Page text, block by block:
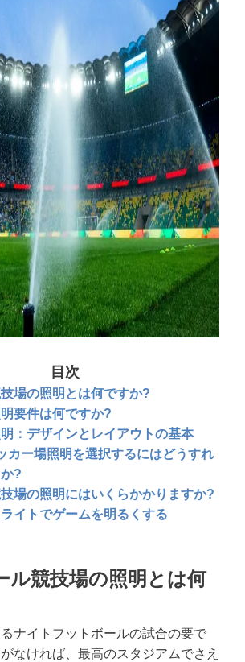
目次
場の照明とは何ですか?
要件は何ですか?
：デザインとレイアウトの基本
カー場照明を選択するにはどうすれ
?
場の照明にはいくらかかりますか?
イトでゲームを明るくする
ル競技場の照明とは何
ナイトフットボールの試合の要で
なければ、最高のスタジアムでさえ